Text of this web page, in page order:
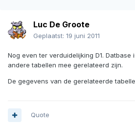
Luc De Groote
Geplaatst: 19 juni 2011
Nog even ter verduidelijking D1.
andere tabellen mee gerelateerd zijn.
De gegevens van de gerelateerde
Quote